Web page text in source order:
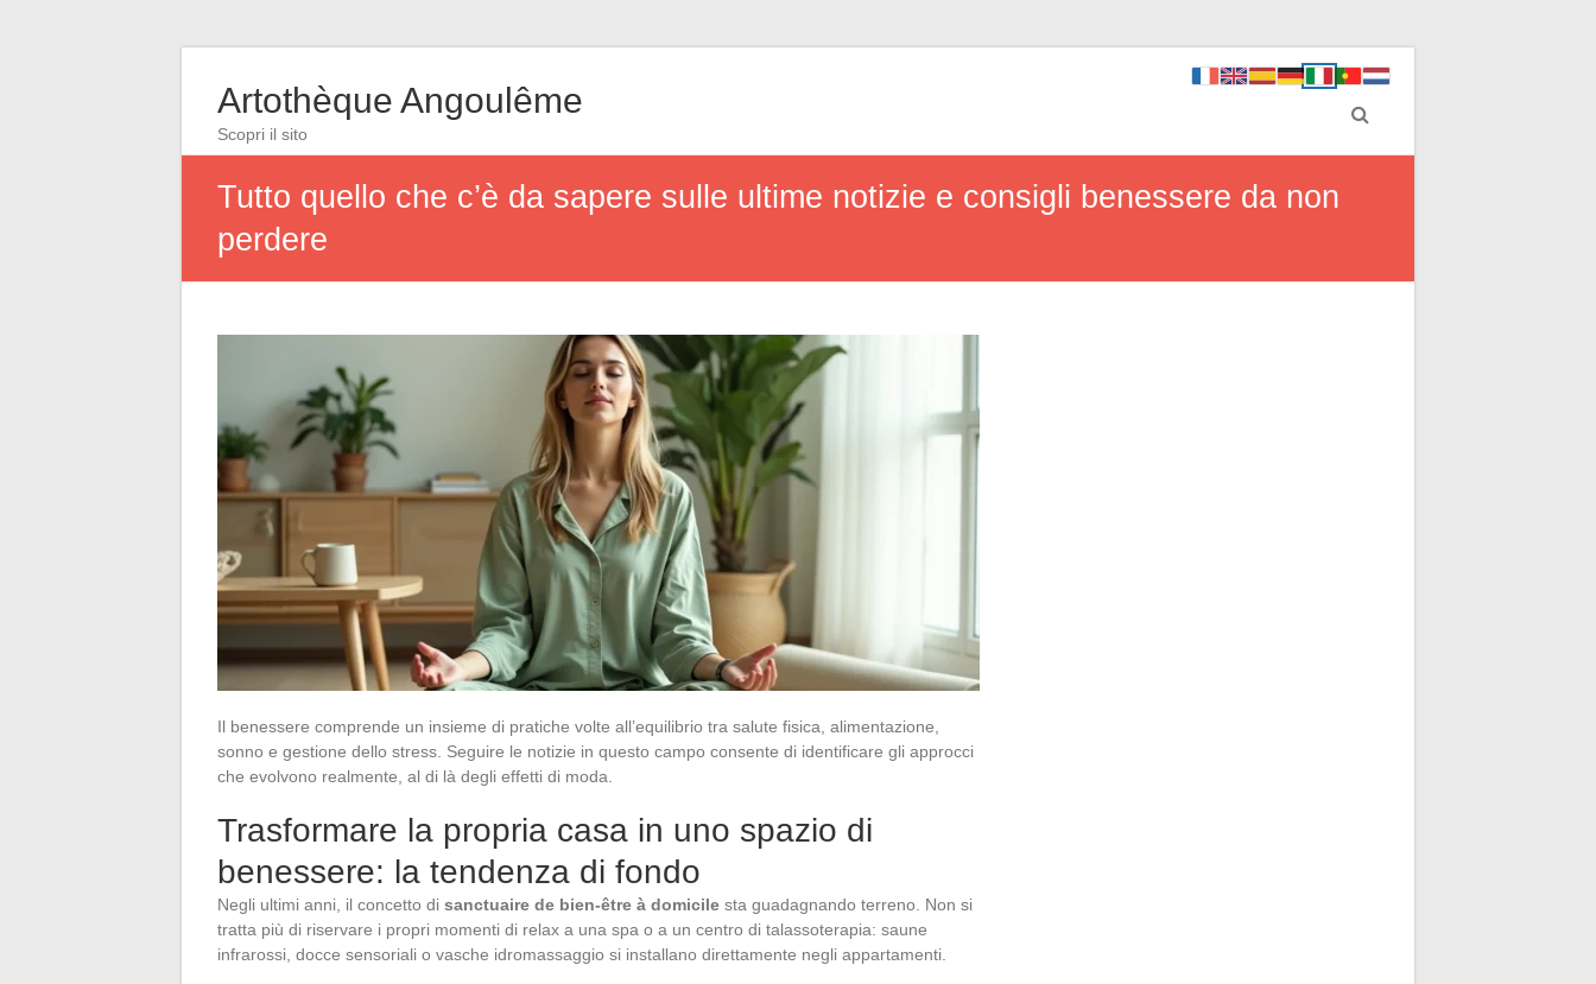
Artothèque Angoulême
Scopri il sito
Tutto quello che c’è da sapere sulle ultime notizie e consigli benessere da non
perdere
Il benessere comprende un insieme di pratiche volte all’equilibrio tra salute fisica, alimentazione,
sonno e gestione dello stress. Seguire le notizie in questo campo consente di identificare gli approcci
che evolvono realmente, al di là degli effetti di moda.
Trasformare la propria casa in uno spazio di
benessere: la tendenza di fondo
Negli ultimi anni, il concetto di sanctuaire de bien-être à domicile sta guadagnando terreno. Non si
tratta più di riservare i propri momenti di relax a una spa o a un centro di talassoterapia: saune
infrarossi, docce sensoriali o vasche idromassaggio si installano direttamente negli appartamenti.